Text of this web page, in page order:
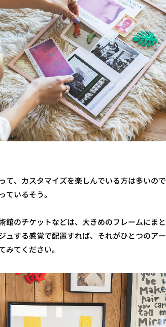
て、カスタマイズを楽しんでいる方は多いの
ているそう。
館のチケットなどは、大きめのフレームにま
ュする感覚で配置すれば、それがひとつのア
みてください。